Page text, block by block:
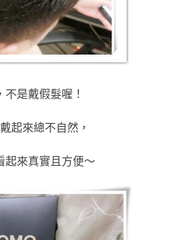
是戴假髮喔！
起來總不自然，
起來真實且方便～